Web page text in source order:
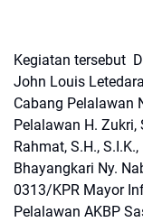
Kegiatan tersebut
John Louis
Cabang Pelalawan
Pelalawan H. Zukri,
Rahmat, S.H.,
Bhayangkari Ny.
0313/KPR Mayor
Pelalawan AKBP